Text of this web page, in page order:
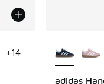
+14
adidas